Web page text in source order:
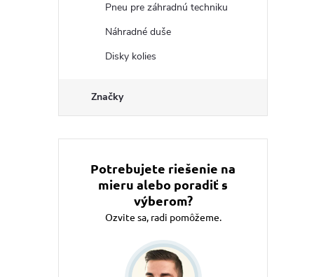
Pneu pre záhradnú techniku
Náhradné duše
Disky kolies
Značky
Potrebujete riešenie na
mieru alebo poradiť s
výberom?
Ozvite sa, radi pomôžeme.